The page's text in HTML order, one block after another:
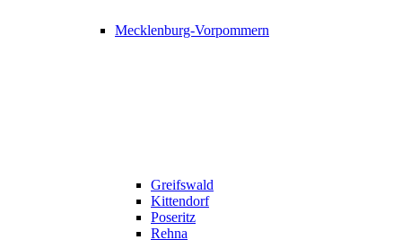
Mecklenburg-Vorpommern
Greifswald
Kittendorf
Poseritz
Rehna